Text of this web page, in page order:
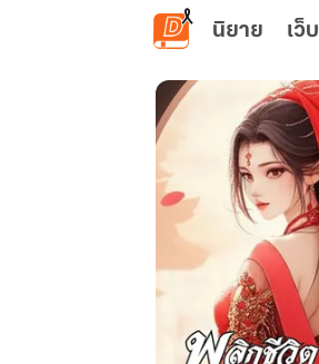
ข้ามไปยังเนื้อหาหลัก
นิยาย เว็